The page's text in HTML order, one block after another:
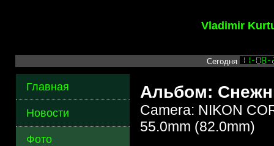
Vladimir
Сегодня
Главная
Новости
Фото
Альбом:
Camera: NIKON
55.0mm (82.0mm)